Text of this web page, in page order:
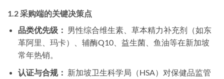
1.2 采购端的关键决策点
品类优先级： 男性综合维生素、草本精力补充剂（如东
革阿里、玛卡）、辅酶Q10、益生菌、鱼油等在新加坡
常年热销。
认证与合规： 新加坡卫生科学局（HSA）对保健品监管